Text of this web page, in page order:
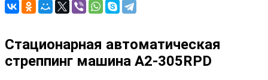
Стационарная автоматическая
стреппинг машина A2-305RPD